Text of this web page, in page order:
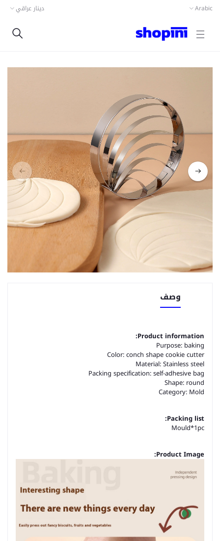
Arabic دينار عراقي
وصف
Product information:
Purpose: baking
Color: conch shape cookie cutter
Material: Stainless steel
Packing specification: self-adhesive bag
Shape: round
Category: Mold
Packing list:
Mould*1pc
Product Image: